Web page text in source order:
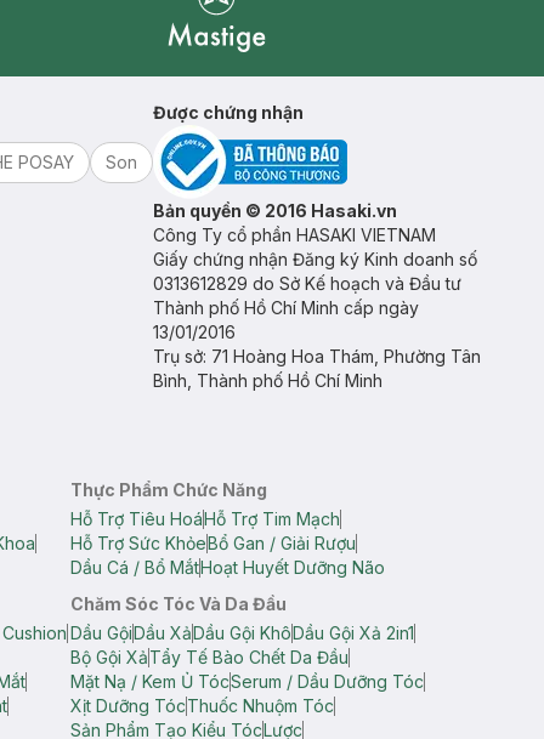
POSAY Son
Được chứng nhận
Bản quyền © 2016 Hasaki.vn
Công Ty cổ phần HASAKI VIETNAM
Giấy chứng nhận Đăng ký Kinh doanh số
0313612829 do Sở Kế hoạch và Đầu tư
Thành phố Hồ Chí Minh cấp ngày
13/01/2016
Trụ sở: 71 Hoàng Hoa Thám, Phường Tân
Bình, Thành phố Hồ Chí Minh
Thực Phẩm Chức Năng
Hỗ Trợ Tiêu HoáHỗ Trợ Tim Mạch
Hỗ Trợ Sức KhỏeBổ Gan / Giải Rượu
Dầu Cá / Bổ MắtHoạt Huyết Dưỡng Não
Chăm Sóc Tóc Và Da Đầu
Dầu GộiDầu XảDầu Gội KhôDầu Gội Xả 2in1
Bộ Gội XảTẩy Tế Bào Chết Da Đầu
Mặt Nạ / Kem Ủ TócSerum / Dầu Dưỡng Tóc
Xịt Dưỡng TócThuốc Nhuộm Tóc
Sản Phẩm Tạo Kiểu TócLược